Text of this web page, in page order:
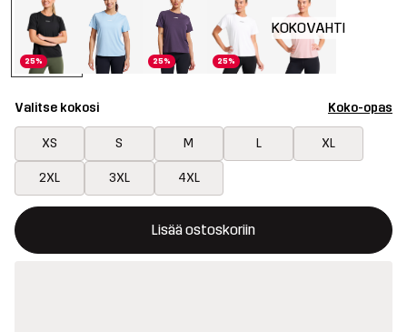
25% 25% 25%
KOKOVAHTI
Valitse kokosi Koko-opas
XS S M L XL
2XL 3XL 4XL
Lisää ostoskoriin
Tämä painike avaa ikkunan, joka vahvistaa uuden tuotteen
{{size}} ei saatavilla